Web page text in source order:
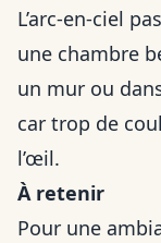
L’arc-en-ciel
une chambre
un mur ou
car trop de
l’œil.
À retenir
Pour une